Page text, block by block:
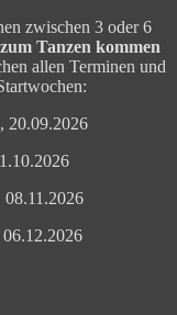
zwischen 3 oder 6
Tanzen kommen
allen Terminen und
20.09.2026
08.11.2026